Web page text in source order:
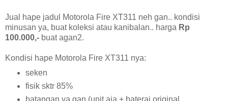
Jual hape jadul Motorola Fire XT311 neh gan.. kondisi
minusan ya, buat koleksi atau kanibalan.. harga Rp
100.000,- buat agan2.
Kondisi hape Motorola Fire XT311 nya:
seken
fisik sktr 85%
batangan ya gan (unit aja + baterai original,